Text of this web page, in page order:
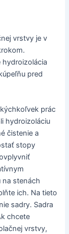
vrstvy je v
hydroizolácia
pred
prác
hydroizoláciu
čistenie a
stopy
na stenách
ich. Na tieto
sadry. Sadra
chcete
vrstvy,